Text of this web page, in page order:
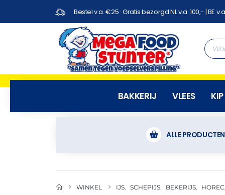
Bestel v.a. €25 · Gratis bezorgd NL v.a. 100,- | BE
BAKKERIJ VLEES KIP
ALLE PRODUCTEN
WINKEL IJS SCHEPIJS BEKERIJS